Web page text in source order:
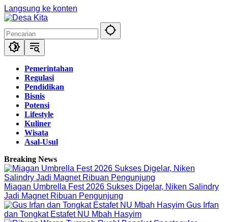
Langsung ke konten
Pemerintahan
Regulasi
Pendidikan
Bisnis
Potensi
Lifestyle
Kuliner
Wisata
Asal-Usul
Breaking News
Miagan Umbrella Fest 2026 Sukses Digelar, Niken Salindry
Jadi Magnet Ribuan Pengunjung
Gus Irfan
dan Tongkat Estafet NU Mbah Hasyim